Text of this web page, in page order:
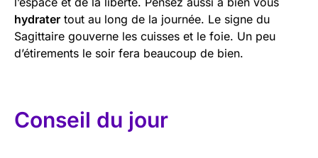
hydrater tout au long de la journée. Le signe du
Sagittaire gouverne les cuisses et le foie. Un peu
d’étirements le soir fera beaucoup de bien.
Conseil du jour